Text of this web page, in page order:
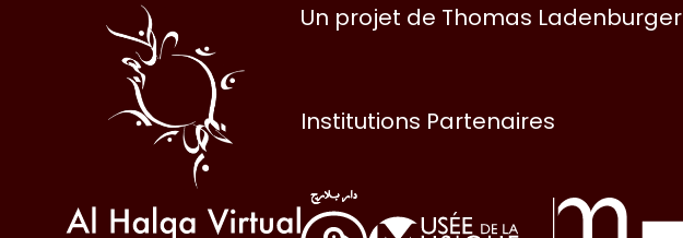
Halqa
Un projet de Thomas Ladenburger
Institutions Partenaires